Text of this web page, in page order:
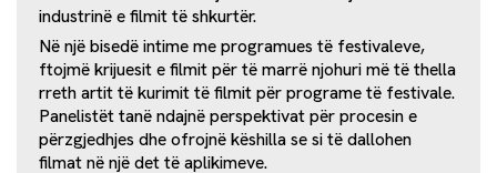
industrinë e filmit të shkurtër.
Në një bisedë intime me programues të festivaleve,
ftojmë krijuesit e filmit për të marrë njohuri më të thella
rreth artit të kurimit të filmit për programe të festivale.
Panelistët tanë ndajnë perspektivat për procesin e
përzgjedhjes dhe ofrojnë këshilla se si të dallohen
filmat në një det të aplikimeve.